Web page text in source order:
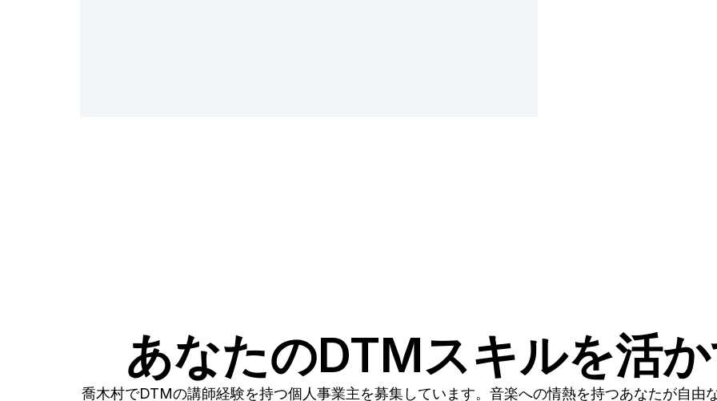
あなたのDTMスキルを活
喬木村でDTMの講師経験を持つ個人事業主を募集しています。音楽への情熱を持つあなたが自由